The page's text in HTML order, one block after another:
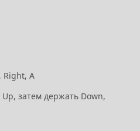
Right, А
затем держать Down,